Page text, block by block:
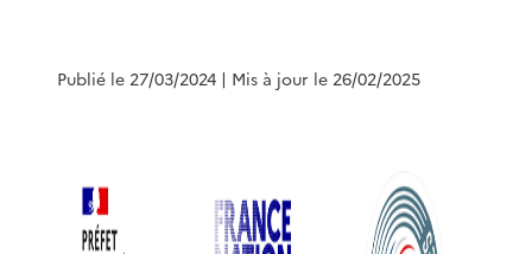
Publié le 27/03/2024 | Mis à jour le 26/02/2025